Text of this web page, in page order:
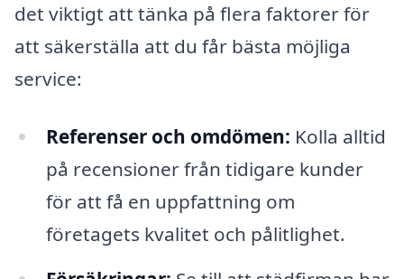
det viktigt att tänka på flera faktorer för
att säkerställa att du får bästa möjliga
service:
Referenser och omdömen: Kolla alltid
på recensioner från tidigare kunder
för att få en uppfattning om
företagets kvalitet och pålitlighet.